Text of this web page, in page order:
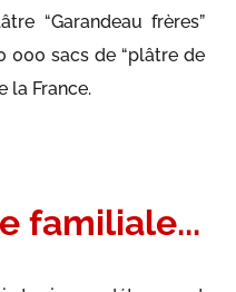
“Garandeau frères”
000 sacs de “plâtre de
la France.
familiale...